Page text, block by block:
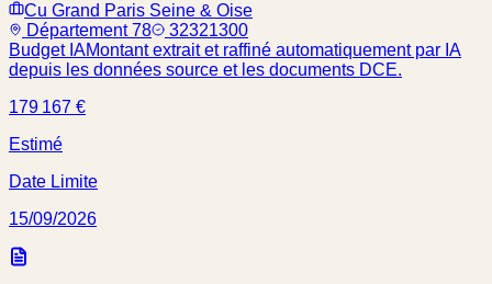
Cu Grand Paris Seine & Oise
Département 78
32321300
Budget IAMontant extrait et raffiné automatiquement par IA
depuis les données source et les documents DCE.
179 167 €
Estimé
Date Limite
15/09/2026